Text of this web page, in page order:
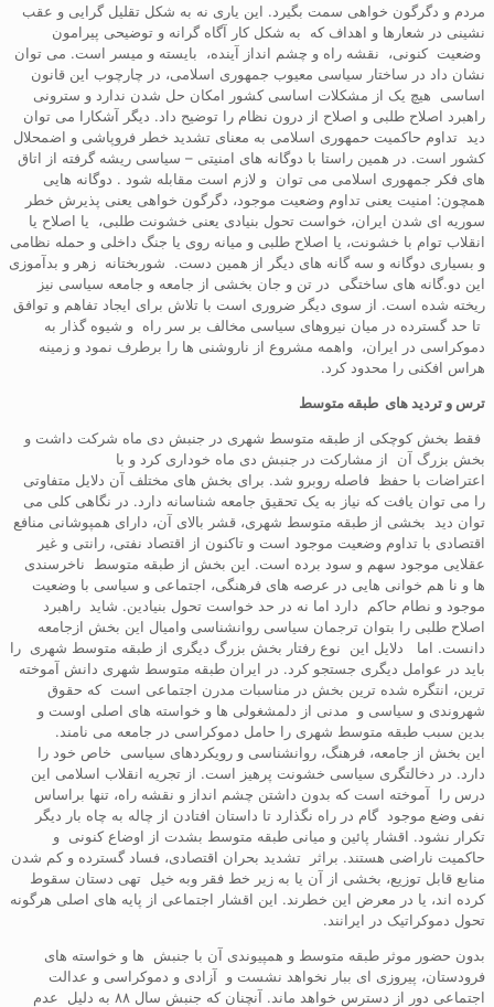
مردم و دگرگون خواهی سمت بگیرد. این یاری نه به شکل تقلیل گرایی و عقب
نشینی در شعارها و اهداف که به شکل کار آگاه گرانه و توضیحی پیرامون
وضعیت کنونی، نقشه راه و چشم انداز آینده، بایسته و میسر است. می توان
نشان داد در ساختار سیاسی معیوب جمهوری اسلامی، در چارچوب این قانون
اساسی هیچ یک از مشکلات اساسی کشور امکان حل شدن ندارد و سترونی
راهبرد اصلاح طلبی و اصلاح از درون نظام را توضیح داد. دیگر آشکارا می توان
دید تداوم حاکمیت حمهوری اسلامی به معنای تشدید خطر فروپاشی و اضمحلال
کشور است. در همین راستا با دوگانه های امنیتی – سیاسی ریشه گرفته از اتاق
های فکر جمهوری اسلامی می توان و لازم است مقابله شود . دوگانه هایی
همچون: امنیت یعنی تداوم وضعیت موجود، دگرگون خواهی یعنی پذیرش خطر
سوریه ای شدن ایران، خواست تحول بنیادی یعنی خشونت طلبی، یا اصلاح یا
انقلاب توام با خشونت، یا اصلاح طلبی و میانه روی یا جنگ داخلی و حمله نظامی
و بسیاری دوگانه و سه گانه های دیگر از همین دست. شوربختانه زهر و بدآموزی
این دو.گانه های ساختگی در تن و جان بخشی از جامعه و جامعه سیاسی نیز
ریخته شده است. از سوی دیگر ضروری است با تلاش برای ایجاد تفاهم و توافق
تا حد گسترده در میان نیروهای سیاسی مخالف بر سر راه و شیوه گذار به
دموکراسی در ایران، واهمه مشروع از ناروشنی ها را برطرف نمود و زمینه
هراس افکنی را محدود کرد.
ترس و تردید های طبقه متوسط
فقط بخش کوچکی از طبقه متوسط شهری در جنبش دی ماه شرکت داشت و
بخش بزرگ آن از مشارکت در جنبش دی ماه خوداری کرد و با
اعتراضات با حفظ فاصله روبرو شد. برای بخش های مختلف آن دلایل متفاوتی
را می توان یافت که نیاز به یک تحقیق جامعه شناسانه دارد. در نگاهی کلی می
توان دید بخشی از طبقه متوسط شهری، قشر بالای آن، دارای همپوشانی منافع
اقتصادی با تداوم وضعیت موجود است و تاکنون از اقتصاد نفتی، رانتی و غیر
عقلایی موجود سهم و سود برده است. این بخش از طبقه متوسط ناخرسندی
ها و نا هم خوانی هایی در عرصه های فرهنگی، اجتماعی و سیاسی با وضعیت
موجود و نطام حاکم دارد اما نه در حد خواست تحول بنیادین. شاید راهبرد
اصلاح طلبی را بتوان ترجمان سیاسی روانشناسی وامیال این بخش ازجامعه
دانست. اما دلایل این نوع رفتار بخش بزرگ دیگری از طبقه متوسط شهری را
باید در عوامل دیگری جستجو کرد. در ایران طبقه متوسط شهری دانش آموخته
ترین، انتگره شده ترین بخش در مناسبات مدرن اجتماعی است که حقوق
شهروندی و سیاسی و مدنی از دلمشغولی ها و خواسته های اصلی اوست و
بدین سبب طبقه متوسط شهری را حامل دموکراسی در جامعه می نامند.
این بخش از جامعه، فرهنگ، روانشناسی و رویکردهای سیاسی خاص خود را
دارد. در دخالتگری سیاسی خشونت پرهیز است. از تجریه انقلاب اسلامی این
درس را آموخته است که بدون داشتن چشم انداز و نقشه راه، تنها براساس
نفی وضع موجود گام در راه نگذارد تا داستان افتادن از چاله به چاه بار دیگر
تکرار نشود. اقشار پائین و میانی طبقه متوسط بشدت از اوضاع کنونی و
حاکمیت ناراضی هستند. براثر تشدید بحران اقتصادی، فساد گسترده و کم شدن
منابع قابل توزیع، بخشی از آن یا به زیر خط فقر وبه خیل تهی دستان سقوط
کرده اند، یا در معرض این خطرند. این اقشار اجتماعی از پایه های اصلی هرگونه
تحول دموکراتیک در ایرانند.
بدون حضور موثر طبقه متوسط و همپیوندی آن با جنبش ها و خواسته های
فرودستان، پیروزی ای ببار نخواهد نشست و آزادی و دموکراسی و عدالت
اجتماعی دور از دسترس خواهد ماند. آنچنان که جنبش سال ۸۸ به دلیل عدم